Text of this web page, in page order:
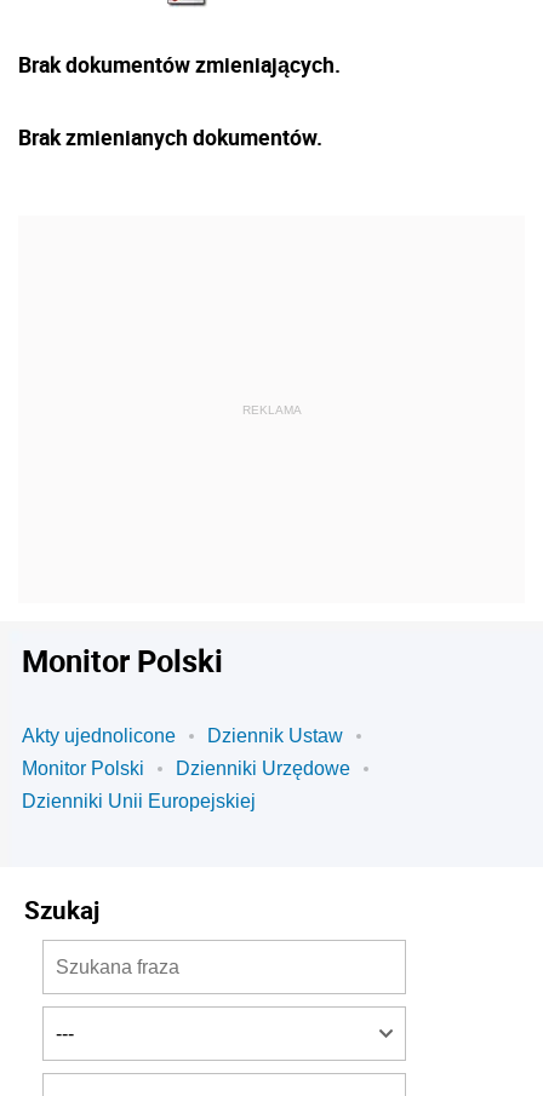
Brak dokumentów zmieniających.
Brak zmienianych dokumentów.
Monitor Polski
Akty ujednolicone
Dziennik Ustaw
Monitor Polski
Dzienniki Urzędowe
Dzienniki Unii Europejskiej
Szukaj